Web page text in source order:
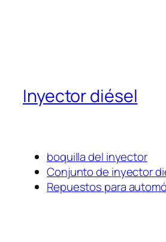
Inyector diésel
boquilla del inyector
Conjunto de inyector
Repuestos para